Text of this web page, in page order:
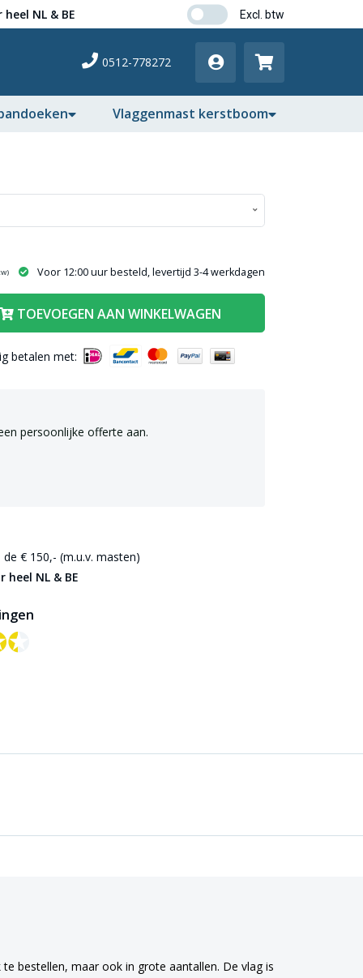
NL & BE
0512-778272
Vlaggenmast kerstboom
Voor 12:00 uur besteld, levertijd 3-4 werkdagen
TOEVOEGEN AAN WINKELWAGEN
betalen met:
persoonlijke offerte aan.
€ 150,- (m.u.v. masten)
heel NL & BE
bestellen, maar ook in grote aantallen. De vlag is